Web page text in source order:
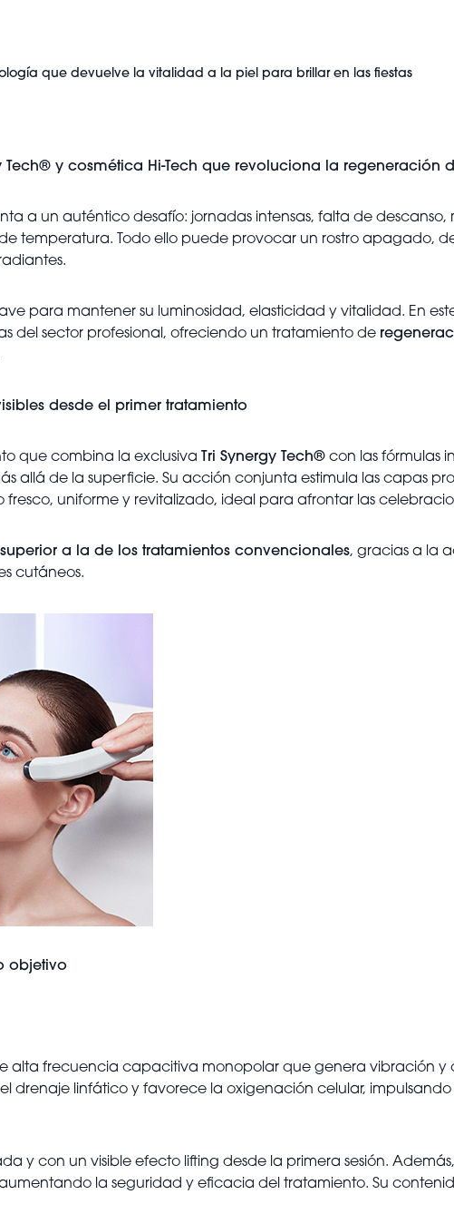
que devuelve la vitalidad a la piel para brillar en las fiestas
Tech® y cosmética Hi-Tech que revoluciona la regeneración
a un auténtico desafío: jornadas intensas, falta de descanso,
temperatura. Todo ello puede provocar un rostro apagado,
para mantener su luminosidad, elasticidad y vitalidad. En
del sector profesional, ofreciendo un tratamiento de
desde el primer tratamiento
que combina la exclusiva Tri Synergy Tech® con las fórmulas
allá de la superficie. Su acción conjunta estimula las capas
fresco, uniforme y revitalizado, ideal para afrontar las
a la de los tratamientos convencionales, gracias a la
cutáneos.
objetivo
alta frecuencia capacitiva monopolar que genera vibración y
drenaje linfático y favorece la oxigenación celular,
y con un visible efecto lifting desde la primera sesión. Además,
la seguridad y eficacia del tratamiento. Su